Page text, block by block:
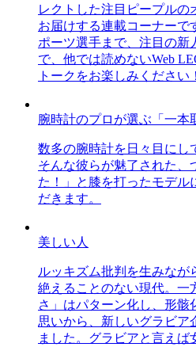
レクトした注目ピープルの
お届けする連載コーナーで
ポーツ選手まで、注目の新
で、他では読めないWeb
トークをお楽しみください！
腕時計のプロが選ぶ「一本
数多の腕時計を日々目にし
そんな彼らが魅了された、
た！」と膝を打ったモデル
だきます。
美しい人
ルッキズム批判を生みなが
絶えることのない現代。一
さ」はパターン化し、形骸
思いから、新しいグラビア
ました。グラビアと言えば